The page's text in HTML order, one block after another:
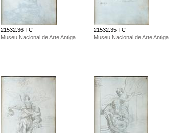
21532.36 TC
Museu Nacional de Arte Antiga
21532.35 TC
Museu Nacional de Arte Antiga